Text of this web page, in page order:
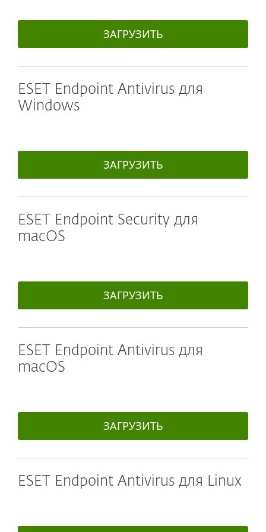
ЗАГРУЗИТЬ
ESET Endpoint Antivirus для
Windows
ЗАГРУЗИТЬ
ESET Endpoint Security для
macOS
ЗАГРУЗИТЬ
ESET Endpoint Antivirus для
macOS
ЗАГРУЗИТЬ
ESET Endpoint Antivirus для Linux